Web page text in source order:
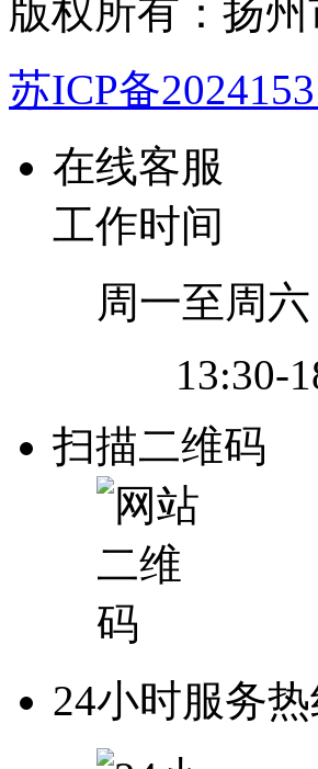
版权所有：扬
苏ICP备
在线客服
工作时间
周一至周
13:30-
扫描二维码
24小时服务